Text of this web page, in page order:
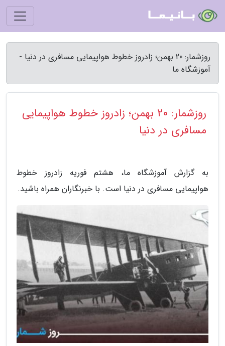
روزشمار: 20 بهمن؛ زادروز خطوط هواپیمایی مسافری در دنیا -
آموزشگاه ما
روزشمار: 20 بهمن؛ زادروز خطوط هواپیمایی
مسافری در دنیا
به گزارش آموزشگاه ما، هشتم فوریه زادروز خطوط
هواپیمایی مسافری در دنیا است. با خبرنگاران همراه باشید.